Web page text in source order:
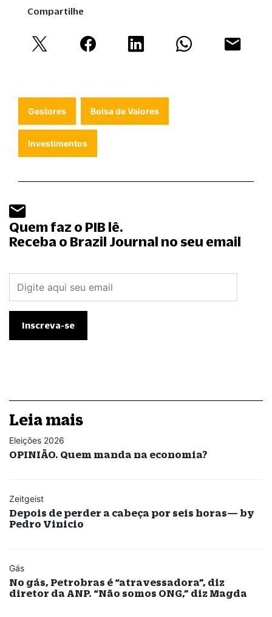
Compartilhe
Gestores Bolsa de Valores
Investimentos
Quem faz o PIB lê.
Receba o Brazil Journal no seu email
Leia mais
Eleições 2026
OPINIÃO. Quem manda na economia?
Zeitgeist
Depois de perder a cabeça por seis horas— by
Pedro Vinicio
Gás
No gás, Petrobras é “atravessadora”, diz
diretor da ANP. “Não somos ONG,” diz Magda